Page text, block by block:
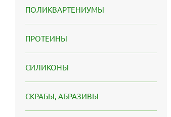
ПОЛИКВАРТЕНИУМЫ
ПРОТЕИНЫ
СИЛИКОНЫ
СКРАБЫ, АБРАЗИВЫ